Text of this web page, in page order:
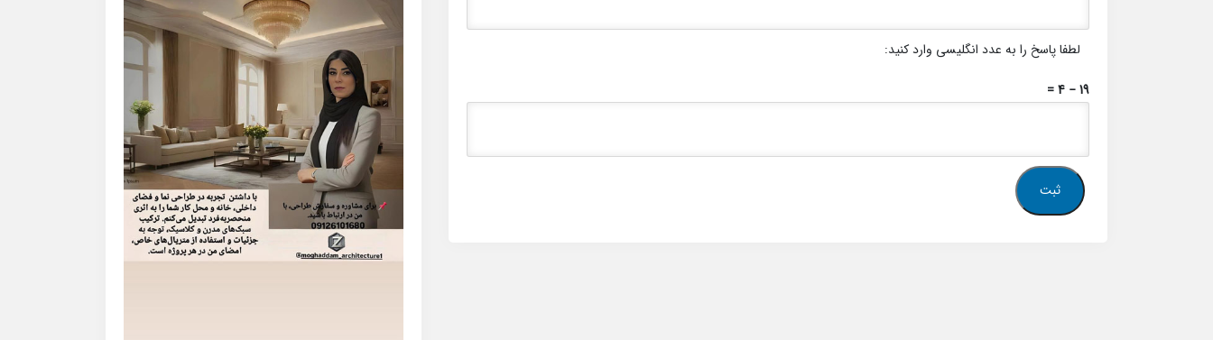
لطفا پاسخ را به عدد انگلیسی وارد کنید:
19 − 4 =